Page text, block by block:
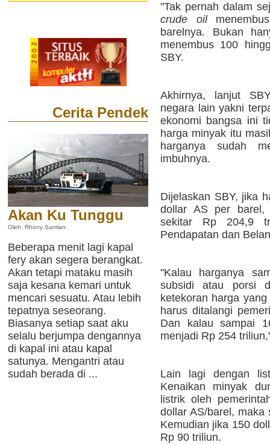
Cerita Pendek
Akan Ku Tunggu
Oleh: Rhony Samlan
Beberapa menit lagi kapal
fery akan segera berangkat.
Akan tetapi mataku masih
saja kesana kemari untuk
mencari sesuatu. Atau lebih
tepatnya seseorang.
Biasanya setiap saat aku
selalu berjumpa dengannya
di kapal ini atau kapal
satunya. Mengantri atau
sudah berada di ...
"Tak pernah dalam
crude oil
barelnya. Bukan
menembus 100
SBY.
Akhirnya, lanjut
negara lain yakni
ekonomi bangsa ini
harga minyak itu
harganya sudah
imbuhnya.
Dijelaskan SBY, jika
dollar AS per barel,
sekitar Rp 204,9
Pendapatan dan
"Kalau harganya
subsidi atau porsi
ketekoran harga
harus ditalangi
Dan kalau sampai
menjadi Rp 254
Lain lagi dengan
Kenaikan minyak
listrik oleh
dollar AS/barel,
Kemudian jika 150
Rp 90 triliun.